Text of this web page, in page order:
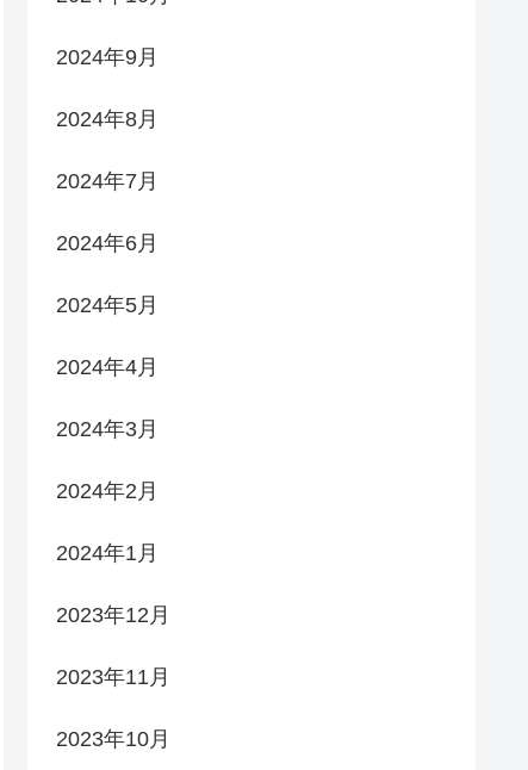
2024年9月
2024年8月
2024年7月
2024年6月
2024年5月
2024年4月
2024年3月
2024年2月
2024年1月
2023年12月
2023年11月
2023年10月